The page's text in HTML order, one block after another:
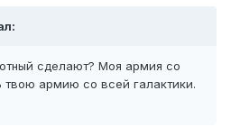
сделают? Моя армия со
твою армию со всей галактики.